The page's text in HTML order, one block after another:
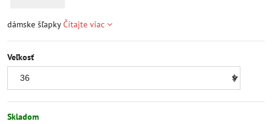
dámske šľapkyČítajte viac
Veľkosť
Skladom